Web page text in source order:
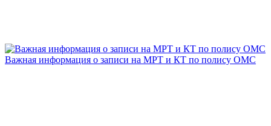
Важная информация о записи на МРТ и КТ по полису ОМС